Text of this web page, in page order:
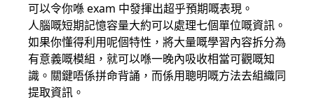
可以令你喺 exam 中發揮出超乎預期嘅表現。
人腦嘅短期記憶容量大約可以處理七個單位嘅資訊。
如果你懂得利用呢個特性，將大量嘅學習內容拆分為
有意義嘅模組，就可以喺一晚內吸收相當可觀嘅知
識。關鍵唔係拼命背誦，而係用聰明嘅方法去組織同
提取資訊。